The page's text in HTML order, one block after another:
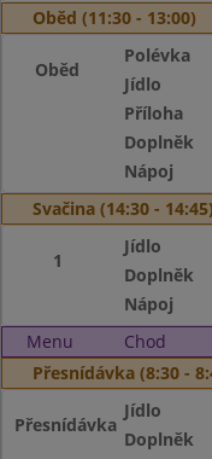
Oběd (11:30 - 13:00)
Oběd
Polévka
Jídlo
Příloha
Doplněk
Nápoj
Svačina (14:30 - 14:45)
1
Jídlo
Doplněk
Nápoj
Menu
Chod
Přesnídávka (8:30 -
Přesnídávka
Jídlo
Doplněk